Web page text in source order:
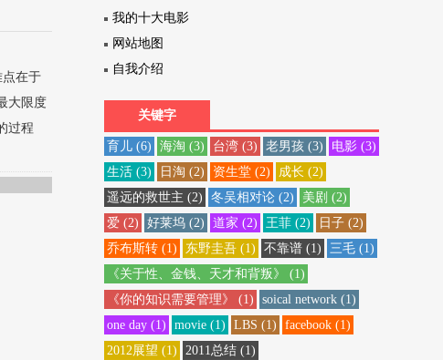
在于
大限度
过程
我的十大电影
网站地图
自我介绍
关键字
育儿(6) 海淘 (3) 台湾(3) 老男孩(3) 电影(3)
生活(3) 日淘 (2) 资生堂(2) 成长 (2)
遥远的救世主 (2) 冬吴相对论(2) 美剧 (2)
爱(2) 好莱坞(2) 道家 (2) 王菲(2) 日子(2)
乔布斯转(1) 东野圭吾(1) 不靠谱(1) 三毛(1)
《关于性、金钱、天才和背叛》
(1)
《你的知识需要管理》
(1) soical network(1)
one day(1) movie(1) LBS (1) facebook(1)
2012展望 (1) 2011总结(1)